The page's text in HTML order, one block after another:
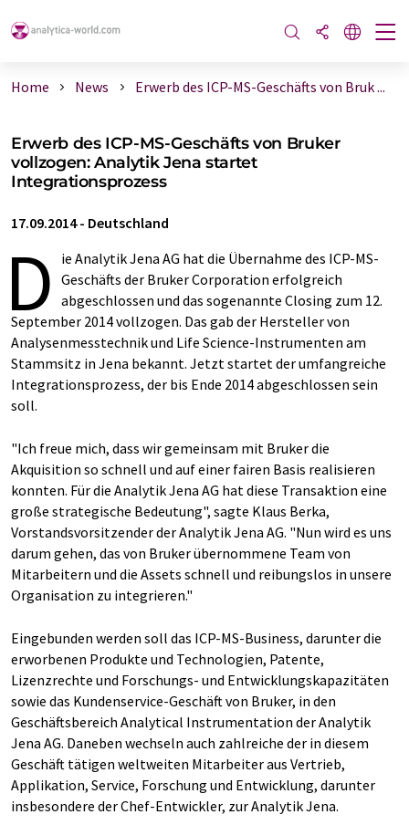
Home News Erwerb des ICP-MS-Geschäfts von Bruk ...
Erwerb des ICP-MS-Geschäfts von Bruker
vollzogen: Analytik Jena startet
Integrationsprozess
17.09.2014- Deutschland
D
ie Analytik Jena AG hat die Übernahme des ICP-MS-
Geschäfts der Bruker Corporation erfolgreich
abgeschlossen und das sogenannte Closing zum 12.
September 2014 vollzogen. Das gab der Hersteller von
Analysenmesstechnik und Life Science-Instrumenten am
Stammsitz in Jena bekannt. Jetzt startet der umfangreiche
Integrationsprozess, der bis Ende 2014 abgeschlossen sein
soll.
"Ich freue mich, dass wir gemeinsam mit Bruker die
Akquisition so schnell und auf einer fairen Basis realisieren
konnten. Für die Analytik Jena AG hat diese Transaktion eine
große strategische Bedeutung", sagte Klaus Berka,
Vorstandsvorsitzender der Analytik Jena AG. "Nun wird es uns
darum gehen, das von Bruker übernommene Team von
Mitarbeitern und die Assets schnell und reibungslos in unsere
Organisation zu integrieren."
Eingebunden werden soll das ICP-MS-Business, darunter die
erworbenen Produkte und Technologien, Patente,
Lizenzrechte und Forschungs- und Entwicklungskapazitäten
sowie das Kundenservice-Geschäft von Bruker, in den
Geschäftsbereich Analytical Instrumentation der Analytik
Jena AG. Daneben wechseln auch zahlreiche der in diesem
Geschäft tätigen weltweiten Mitarbeiter aus Vertrieb,
Applikation, Service, Forschung und Entwicklung, darunter
insbesondere der Chef-Entwickler, zur Analytik Jena.